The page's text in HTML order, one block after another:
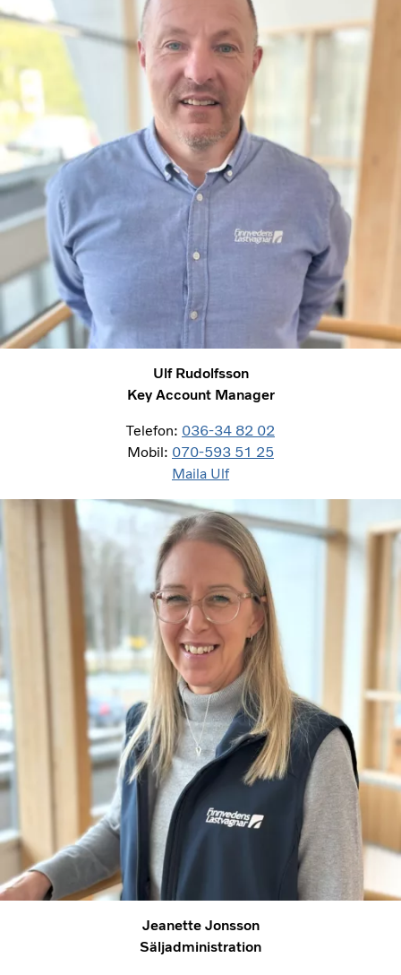
Ulf Rudolfsson
Key Account Manager
Telefon: 036-34 82 02
Mobil: 070-593 51 25
Maila Ulf
Jeanette Jonsson
Säljadministration